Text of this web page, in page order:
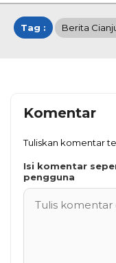
Tag : Berita
Komentar
Tuliskan komentar
Isi komentar
pengguna